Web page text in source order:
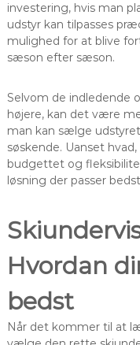
investering, hvis man
udstyr kan tilpasses
mulighed for at blive
sæson efter sæson.
Selvom de indledende
højere, kan det være
man kan sælge
søskende. Uanset
budgettet og
løsning der passer
Hvordan
bedst
Når det kommer til at